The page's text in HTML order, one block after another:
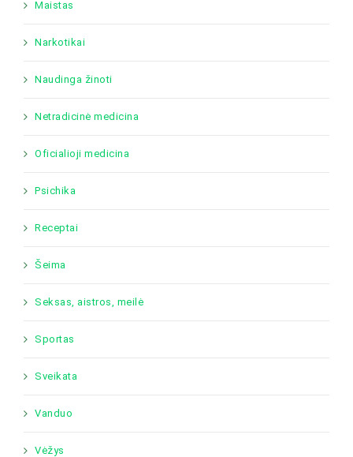
Maistas
Narkotikai
Naudinga žinoti
Netradicinė medicina
Oficialioji medicina
Psichika
Receptai
Šeima
Seksas, aistros, meilė
Sportas
Sveikata
Vanduo
Vėžys